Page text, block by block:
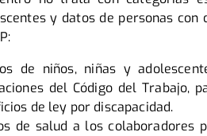
y datos de personas
de niños, niñas y
del Código del Trabajo,
de ley por discapacidad.
de salud a los colaboradores